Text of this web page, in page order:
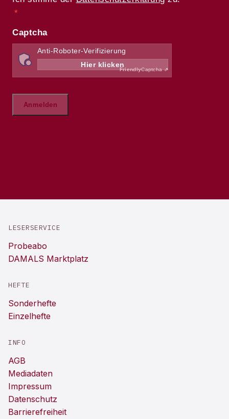
LESERSERVICE
Probeabo
DAMALS Marktplatz
HEFTE
Sonderhefte
Einzelhefte
INFO
AGB
Mediadaten
Impressum
Datenschutz
Barrierefreiheit